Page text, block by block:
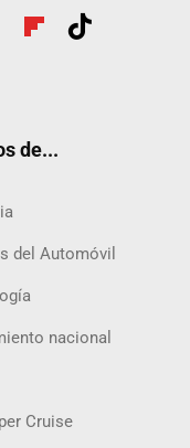
de...
del Automóvil
nacional
Cruise